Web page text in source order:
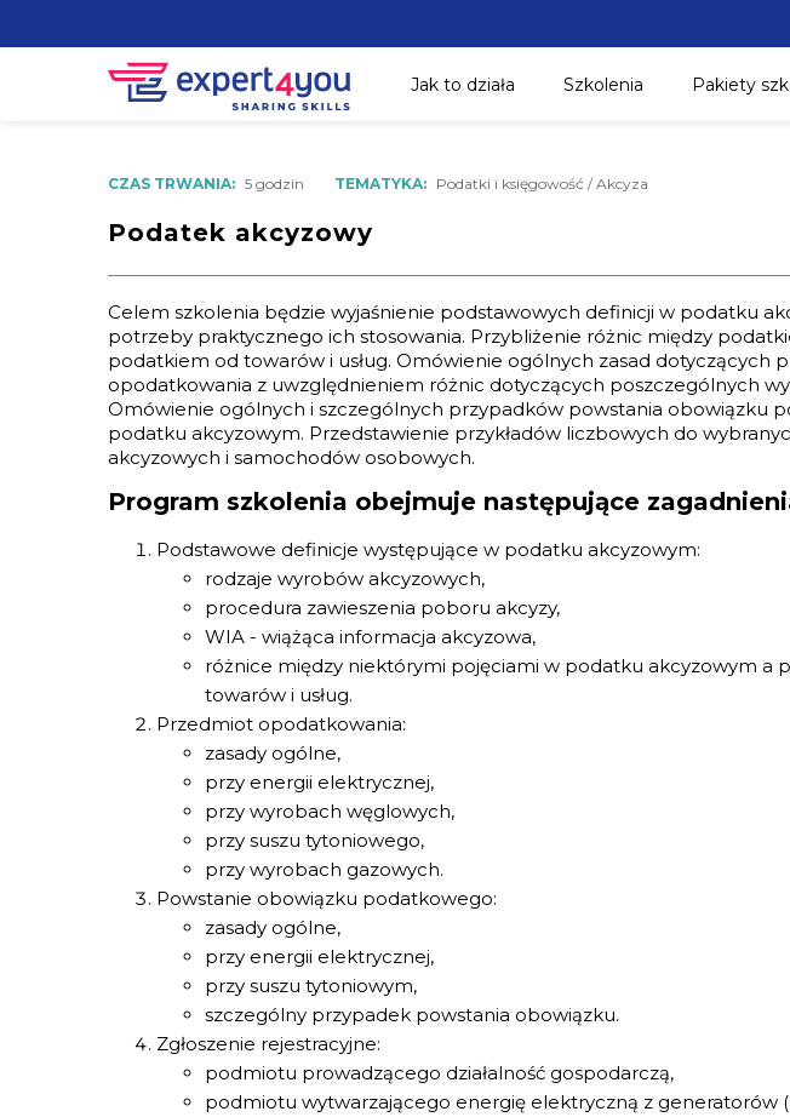
Jak to działa Szkolenia Pakiety
CZAS TRWANIA: 5 godzin TEMATYKA: Podatki i księgowość / Akcyza
Podatek akcyzowy
Celem szkolenia będzie wyjaśnienie podstawowych definicji w podatku
potrzeby praktycznego ich stosowania. Przybliżenie różnic między
podatkiem od towarów i usług. Omówienie ogólnych zasad dotyczących
opodatkowania z uwzględnieniem różnic dotyczących poszczególnych
Omówienie ogólnych i szczególnych przypadków powstania obowiązku
podatku akcyzowym. Przedstawienie przykładów liczbowych do
akcyzowych i samochodów osobowych.
Program szkolenia obejmuje następujące
Podstawowe definicje występujące w podatku akcyzowym:
rodzaje wyrobów akcyzowych,
procedura zawieszenia poboru akcyzy,
WIA - wiążąca informacja akcyzowa,
różnice między niektórymi pojęciami w podatku akcyzowym a
towarów i usług.
Przedmiot opodatkowania:
zasady ogólne,
przy energii elektrycznej,
przy wyrobach węglowych,
przy suszu tytoniowego,
przy wyrobach gazowych.
Powstanie obowiązku podatkowego:
zasady ogólne,
przy energii elektrycznej,
przy suszu tytoniowym,
szczególny przypadek powstania obowiązku.
Zgłoszenie rejestracyjne:
podmiotu prowadzącego działalność gospodarczą,
podmiotu wytwarzającego energię elektryczną z generatorów